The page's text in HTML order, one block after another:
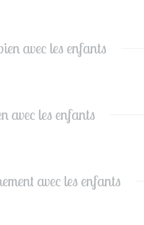
avec les enfants
avec les enfants
avec les enfants